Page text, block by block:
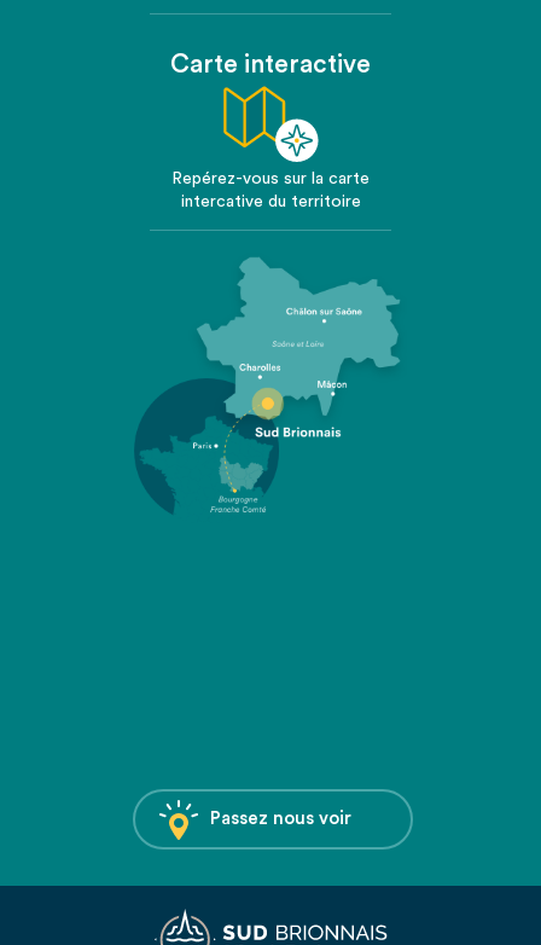
Carte interactive
Repérez-vous sur la carte
intercative du territoire
Passez nous voir